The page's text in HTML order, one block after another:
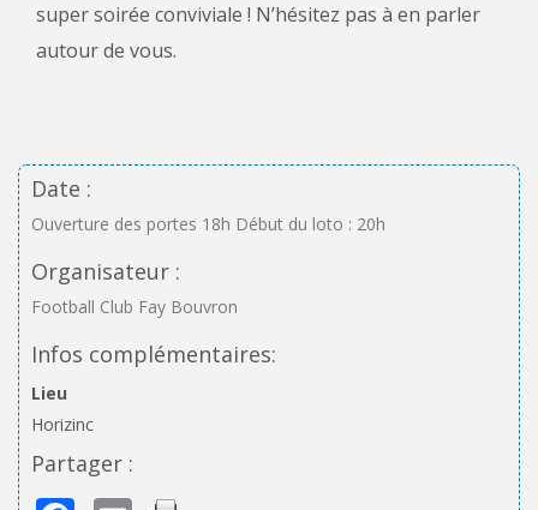
super soirée conviviale ! N’hésitez pas à en parler
autour de vous.
Date :
Ouverture des portes 18h Début du loto : 20h
Organisateur :
Football Club Fay Bouvron
Infos complémentaires:
Lieu
Horizinc
Partager :